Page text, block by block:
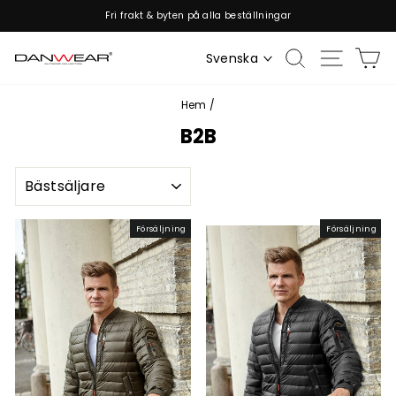
Pausa
bildspelet
Fri frakt & byten på alla beställningar
Svenska Sök
Hem /
B2B
SORTERA
Försäljning Försäljning